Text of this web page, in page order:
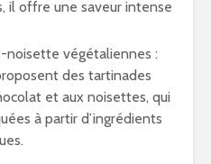
il offre une saveur intense
noisette végétaliennes :
des tartinades
et aux noisettes, qui
à partir d’ingrédients